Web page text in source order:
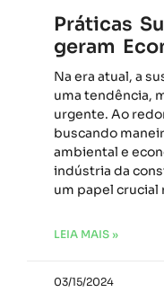
Práticas
geram
Na era atual, a
uma tendência,
urgente. Ao
buscando
ambiental e
indústria da
um papel crucial
LEIA MAIS »
03/15/2024